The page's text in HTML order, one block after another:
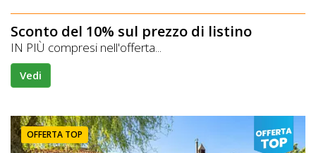
Sconto del 10% sul prezzo di listino
IN PIÙ compresi nell'offerta...
Vedi
OFFERTA TOP